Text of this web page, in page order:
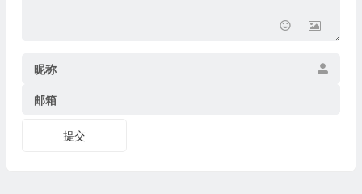
昵称
邮箱
提交